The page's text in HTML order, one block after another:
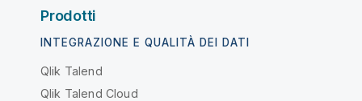
Prodotti
INTEGRAZIONE E QUALITÀ DEI DATI
Qlik Talend
Qlik Talend Cloud